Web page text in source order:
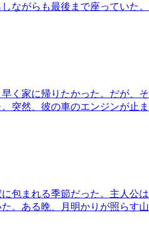
ながらも最後まで座っていた。
く家に帰りたかった。だが、そ
突然、彼の車のエンジンが止ま
包まれる季節だった。主人公は
。ある晩、月明かりが照らす山